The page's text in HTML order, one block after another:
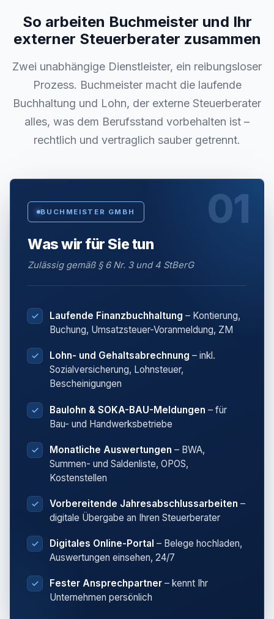
So arbeiten Buchmeister und Ihr
externer Steuerberater zusammen
Zwei unabhängige Dienstleister, ein reibungsloser
Prozess. Buchmeister macht die laufende
Buchhaltung und Lohn, der externe Steuerberater
alles, was dem Berufsstand vorbehalten ist –
rechtlich und vertraglich sauber getrennt.
01
BUCHMEISTER GMBH
Was wir für Sie tun
Zulässig gemäß § 6 Nr. 3 und 4 StBerG
Laufende Finanzbuchhaltung – Kontierung,
Buchung, Umsatzsteuer-Voranmeldung, ZM
Lohn- und Gehaltsabrechnung – inkl.
Sozialversicherung, Lohnsteuer,
Bescheinigungen
Baulohn & SOKA-BAU-Meldungen – für
Bau- und Handwerksbetriebe
Monatliche Auswertungen – BWA,
Summen- und Saldenliste, OPOS,
Kostenstellen
Vorbereitende Jahresabschlussarbeiten –
digitale Übergabe an Ihren Steuerberater
Digitales Online-Portal – Belege hochladen,
Auswertungen einsehen, 24/7
Fester Ansprechpartner – kennt Ihr
Unternehmen persönlich